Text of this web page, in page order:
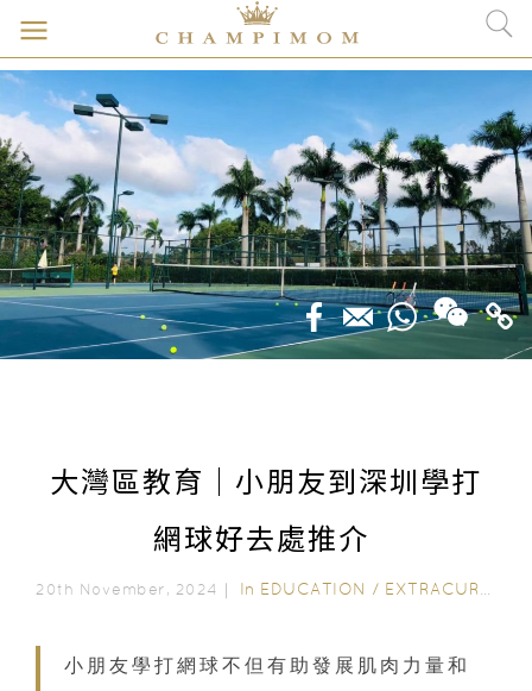
大灣區教育｜小朋友到深圳學打
網球好去處推介
20th November, 2024｜ In EDUCATION / EXTRACURRICULAR ACTIVITIES
小朋友學打網球不但有助發展肌肉力量和